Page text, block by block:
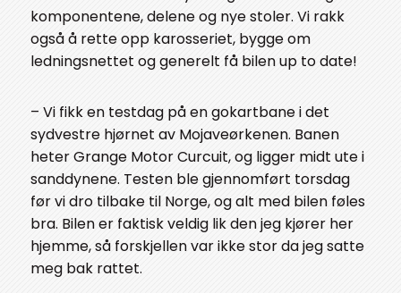
komponentene, delene og nye stoler. Vi rakk
også å rette opp karosseriet, bygge om
ledningsnettet og generelt få bilen up to date!
– Vi fikk en testdag på en gokartbane i det
sydvestre hjørnet av Mojaveørkenen. Banen
heter Grange Motor Curcuit, og ligger midt ute i
sanddynene. Testen ble gjennomført torsdag
før vi dro tilbake til Norge, og alt med bilen føles
bra. Bilen er faktisk veldig lik den jeg kjører her
hjemme, så forskjellen var ikke stor da jeg satte
meg bak rattet.